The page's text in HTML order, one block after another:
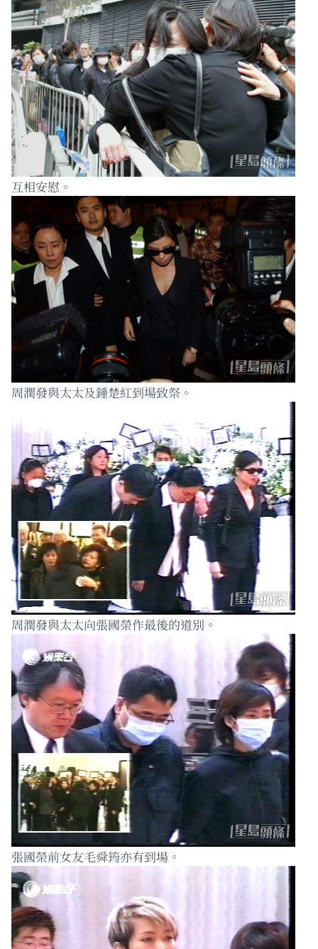
互相安慰。
周潤發與太太及鍾楚紅到場致祭。
周潤發與太太向張國榮作最後的道別。
張國榮前女友毛舜筠亦有到場。